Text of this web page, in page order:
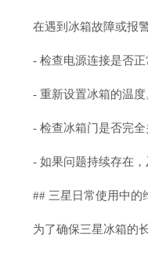
在遇到冰箱故障或报
- 检查电源连接是否正
- 重新设置冰箱的温度
- 检查冰箱门是否完全
- 如果问题持续存在，
## 三星日常使用中的
为了确保三星冰箱的